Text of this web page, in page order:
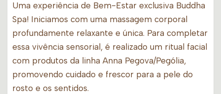
Uma experiência de Bem-Estar exclusiva Buddha
Spa! Iniciamos com uma massagem corporal
profundamente relaxante e única. Para completar
essa vivência sensorial, é realizado um ritual facial
com produtos da linha Anna Pegova/Pególia,
promovendo cuidado e frescor para a pele do
rosto e os sentidos.